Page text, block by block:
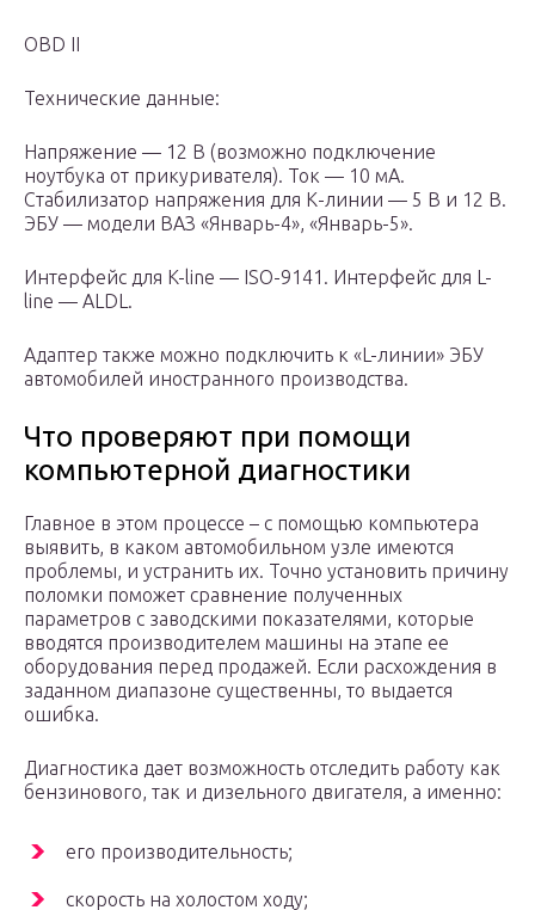
OBD II
Технические данные:
Напряжение — 12 В (возможно подключение
ноутбука от прикуривателя). Ток — 10 мА.
Стабилизатор напряжения для К-линии — 5 В и 12 В.
ЭБУ — модели ВАЗ «Январь-4», «Январь-5».
Интерфейс для K-line — ISO-9141. Интерфейс для L-
line — ALDL.
Адаптер также можно подключить к «L-линии» ЭБУ
автомобилей иностранного производства.
Что проверяют при помощи
компьютерной диагностики
Главное в этом процессе – с помощью компьютера
выявить, в каком автомобильном узле имеются
проблемы, и устранить их. Точно установить причину
поломки поможет сравнение полученных
параметров с заводскими показателями, которые
вводятся производителем машины на этапе ее
оборудования перед продажей. Если расхождения в
заданном диапазоне существенны, то выдается
ошибка.
Диагностика дает возможность отследить работу как
бензинового, так и дизельного двигателя, а именно:
его производительность;
скорость на холостом ходу;